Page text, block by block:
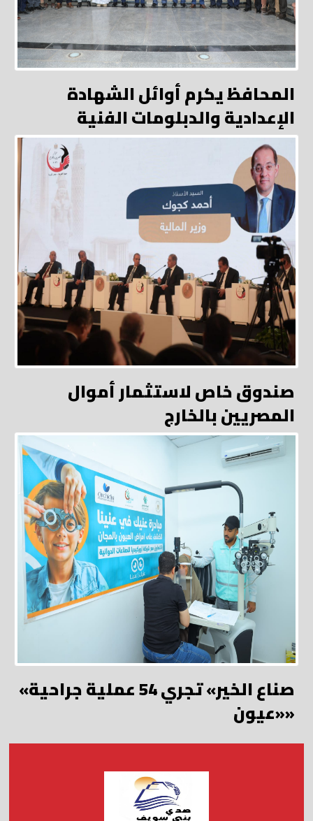
المحافظ يكرم أوائل الشهادة
الإعدادية والدبلومات الفنية
صندوق خاص لاستثمار أموال
المصريين بالخارج
«صناع الخير» تجري 54 عملية جراحية
«عيون»